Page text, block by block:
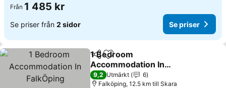
Från 1 485 kr
Se priser från 2 sidor Se priser
Dela Lägg till i Mina Favoriter
1 Bedroom
Accommodation In
FalkÖping
9,2 Utmärkt
6
Falköping, 12.5 km till Skara